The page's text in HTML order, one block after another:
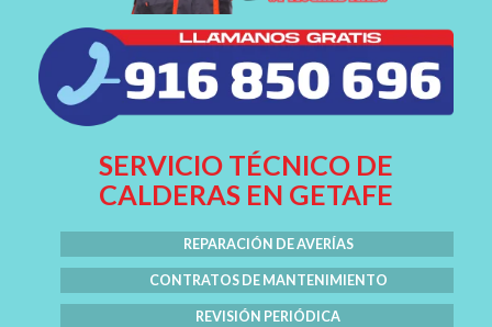
SERVICIO TÉCNICO DE
CALDERAS EN GETAFE
REPARACIÓN DE AVERÍAS
CONTRATOS DE MANTENIMIENTO
REVISIÓN PERIÓDICA